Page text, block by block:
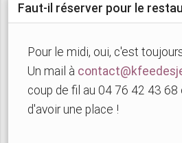
Faut-il réserver pour le
Pour le midi, oui, c'est
Un mail à
coup de fil au 04 76 42 43
d'avoir une place !